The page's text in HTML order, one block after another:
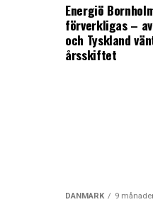
Energiö
förverkligas –
och Tyskland
årsskiftet
DANMARK 9